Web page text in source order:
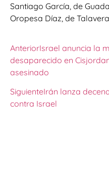
Santiago García, de
Oropesa Díaz, de
AnteriorIsrael anuncia la
desaparecido en
asesinado
SiguienteIrán lanza
contra Israel